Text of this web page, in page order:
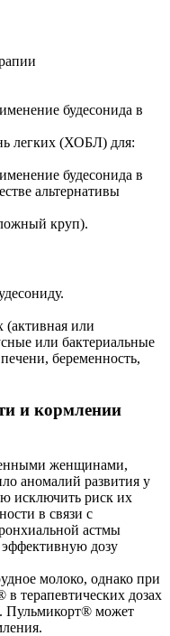
будесонида в
легких (ХОБЛ) для:
будесонида в
альтернативы
круп).
(активная или
или бактериальные
беременность,
и кормлении
женщинами,
аномалий развития у
исключить риск их
в связи с
астмы
дозу
молоко, однако при
терапевтических дозах
Пульмикорт® может